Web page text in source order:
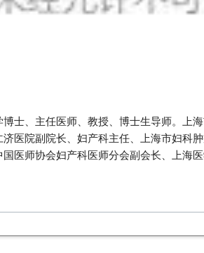
士、主任医师、教授、博士生导师。
上
医院副院长、妇产科主任、上海市妇科
医师协会妇产科医师分会副会长、上海